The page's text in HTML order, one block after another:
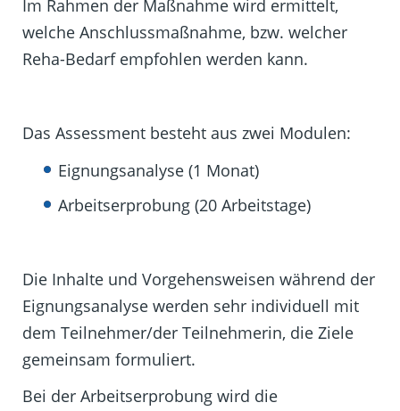
Im Rahmen der Maßnahme wird ermittelt,
welche Anschlussmaßnahme, bzw. welcher
Reha-Bedarf empfohlen werden kann.
Das Assessment besteht aus zwei Modulen:
Eignungsanalyse (1 Monat)
Arbeitserprobung (20 Arbeitstage)
Die Inhalte und Vorgehensweisen während der
Eignungsanalyse werden sehr individuell mit
dem Teilnehmer/der Teilnehmerin, die Ziele
gemeinsam formuliert.
Bei der Arbeitserprobung wird die